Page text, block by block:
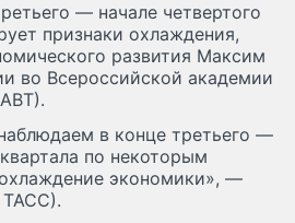
— начале четвертого
признаки охлаждения,
развития Максим
во Всероссийской академии
в конце третьего —
по некоторым
экономики», —
ТАСС).